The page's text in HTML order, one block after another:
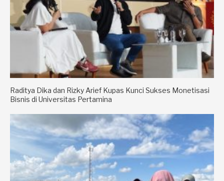
Raditya Dika dan Rizky Arief Kupas Kunci Sukses Monetisasi
Bisnis di Universitas Pertamina